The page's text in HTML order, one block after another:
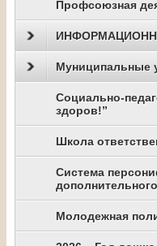
Профсоюзная
Муниципальные
Социально-
здоров!”
Школа
Система
Молодежная